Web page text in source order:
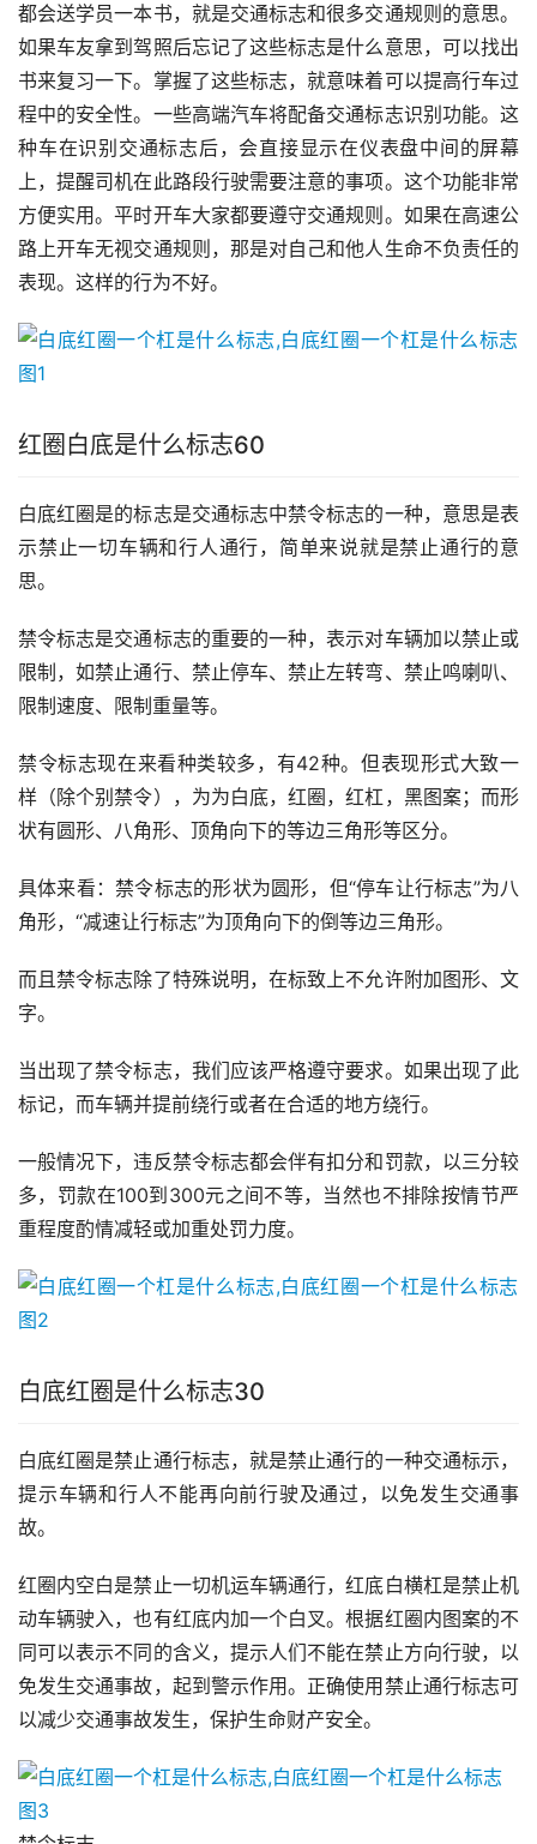
都会送学员一本书，就是交通标志和很多交通规则的意思。
如果车友拿到驾照后忘记了这些标志是什么意思，可以找出
书来复习一下。掌握了这些标志，就意味着可以提高行车过
程中的安全性。一些高端汽车将配备交通标志识别功能。这
种车在识别交通标志后，会直接显示在仪表盘中间的屏幕
上，提醒司机在此路段行驶需要注意的事项。这个功能非常
方便实用。平时开车大家都要遵守交通规则。如果在高速公
路上开车无视交通规则，那是对自己和他人生命不负责任的
表现。这样的行为不好。
红圈白底是什么标志60
白底红圈是的标志是交通标志中禁令标志的一种，意思是表
示禁止一切车辆和行人通行，简单来说就是禁止通行的意
思。
禁令标志是交通标志的重要的一种，表示对车辆加以禁止或
限制，如禁止通行、禁止停车、禁止左转弯、禁止鸣喇叭、
限制速度、限制重量等。
禁令标志现在来看种类较多，有42种。但表现形式大致一
样（除个别禁令），为为白底，红圈，红杠，黑图案；而形
状有圆形、八角形、顶角向下的等边三角形等区分。
具体来看：禁令标志的形状为圆形，但“停车让行标志”为八
角形，“减速让行标志”为顶角向下的倒等边三角形。
而且禁令标志除了特殊说明，在标致上不允许附加图形、文
字。
当出现了禁令标志，我们应该严格遵守要求。如果出现了此
标记，而车辆并提前绕行或者在合适的地方绕行。
一般情况下，违反禁令标志都会伴有扣分和罚款，以三分较
多，罚款在100到300元之间不等，当然也不排除按情节严
重程度酌情减轻或加重处罚力度。
白底红圈是什么标志30
白底红圈是禁止通行标志，就是禁止通行的一种交通标示，
提示车辆和行人不能再向前行驶及通过，以免发生交通事
故。
红圈内空白是禁止一切机运车辆通行，红底白横杠是禁止机
动车辆驶入，也有红底内加一个白叉。根据红圈内图案的不
同可以表示不同的含义，提示人们不能在禁止方向行驶，以
免发生交通事故，起到警示作用。正确使用禁止通行标志可
以减少交通事故发生，保护生命财产安全。